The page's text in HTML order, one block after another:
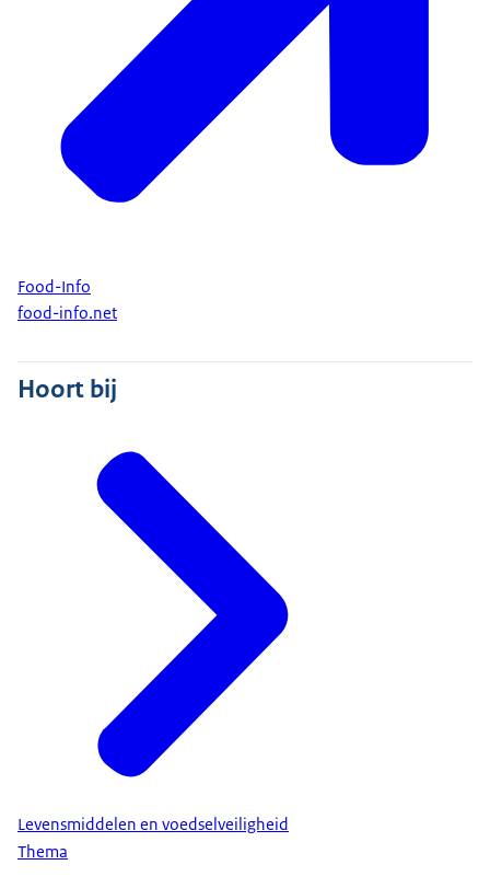
Food-Info
food-info.net
Hoort bij
Levensmiddelen en voedselveiligheid
Thema